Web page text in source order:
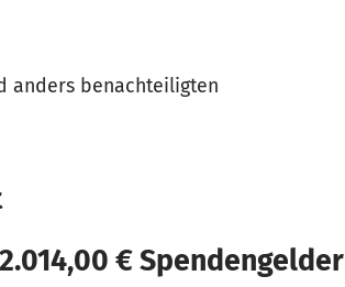
anders benachteiligten
€ Spendengelder